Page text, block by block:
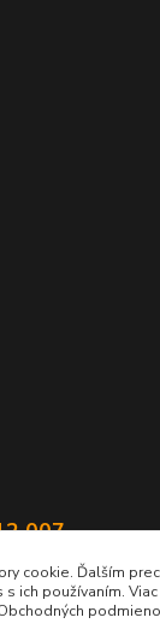
007
cookie. Ďalším
ich používaním.